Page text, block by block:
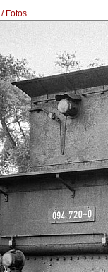
Fotos